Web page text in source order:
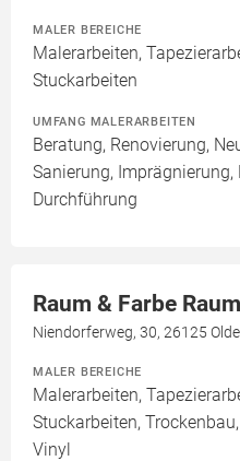
MALER BEREICHE
Malerarbeiten,
Stuckarbeiten
UMFANG MALERARBEITEN
Beratung, Renovierung,
Sanierung,
Durchführung
Raum & Farbe
Niendorferweg, 30, 26125
MALER BEREICHE
Malerarbeiten,
Stuckarbeiten,
Vinyl